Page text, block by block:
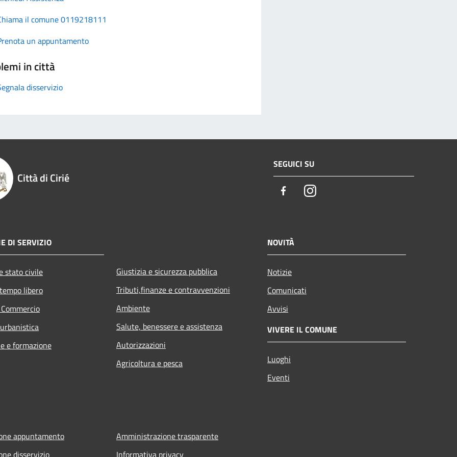
il comune 0119218111
un appuntamento
in città
disservizio
Città di Cirié
SEGUICI SU
FacebookInstagram
DI SERVIZIO
stato civile
libero
e formazione
Giustizia e sicurezza pubblica
Tributi,finanze e contravvenzioni
Ambiente
Salute, benessere e assistenza
Autorizzazioni
Agricoltura e pesca
NOVITÀ
Notizie
Comunicati
Avvisi
VIVERE IL COMUNE
Luoghi
Eventi
appuntamento
disservizio
Amministrazione trasparente
Informativa privacy